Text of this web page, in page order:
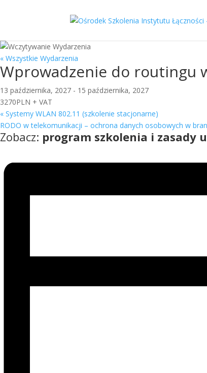
« Wszystkie Wydarzenia
Wprowadzenie do routingu
13 października, 2027 - 15 października, 2027
3270PLN + VAT
« Systemy WLAN 802.11 (szkolenie stacjonarne)
RODO w telekomunikacji – ochrona danych osobowych w
Zobacz: program szkolenia i zasady